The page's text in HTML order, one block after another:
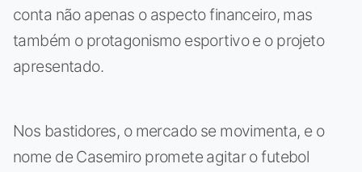
conta não apenas o aspecto financeiro, mas
também o protagonismo esportivo e o projeto
apresentado.
Nos bastidores, o mercado se movimenta, e o
nome de Casemiro promete agitar o futebol